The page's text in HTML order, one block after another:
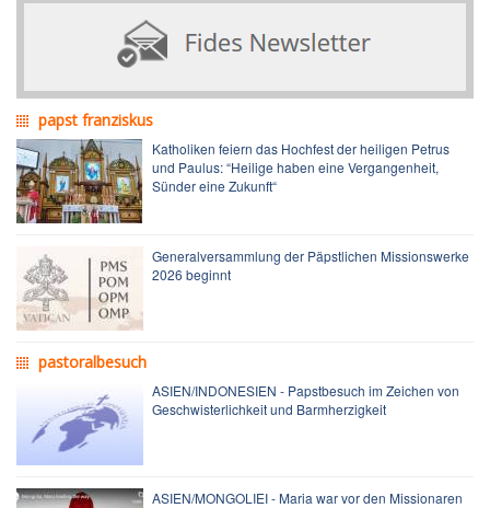
papst franziskus
Katholiken feiern das Hochfest der heiligen Petrus
und Paulus: “Heilige haben eine Vergangenheit,
Sünder eine Zukunft“
Generalversammlung der Päpstlichen Missionswerke
2026 beginnt
pastoralbesuch
ASIEN/INDONESIEN - Papstbesuch im Zeichen von
Geschwisterlichkeit und Barmherzigkeit
ASIEN/MONGOLIEI - Maria war vor den Missionaren